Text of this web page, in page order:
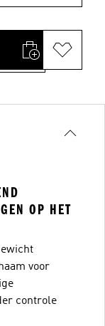
OP HET
voor
controle